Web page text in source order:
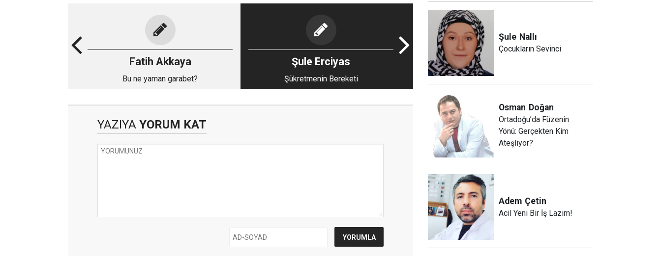
Fatih Akkaya
Bu ne yaman garabet?
Şule Erciyas
Şükretmenin Bereketi
YAZIYA YORUM KAT
Şule Nallı
Çocukların Sevinci
Osman Doğan
Ortadoğu’da Füzenin
Yönü: Gerçekten Kim
Ateşliyor?
Adem Çetin
Acil Yeni Bir İş Lazım!